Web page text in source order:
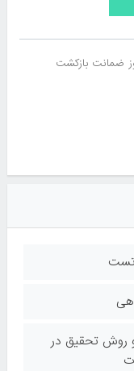
تخصصی 2 و روش تحقیق در